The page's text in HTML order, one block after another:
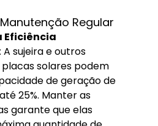
Regular
Eficiência
: A sujeira e outros
solares podem
de geração de
25%. Manter as
garante que elas